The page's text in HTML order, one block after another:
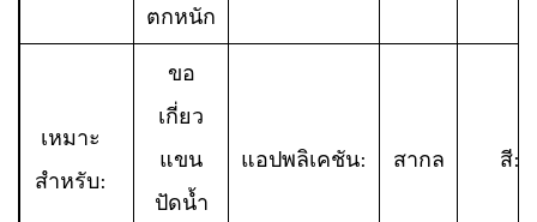
ตกหนัก
เหมาะ
สำหรับ:
ขอ
เกี่ยว
แขน
ปัดน้ำ
แอปพลิเคชัน: สากล สี: